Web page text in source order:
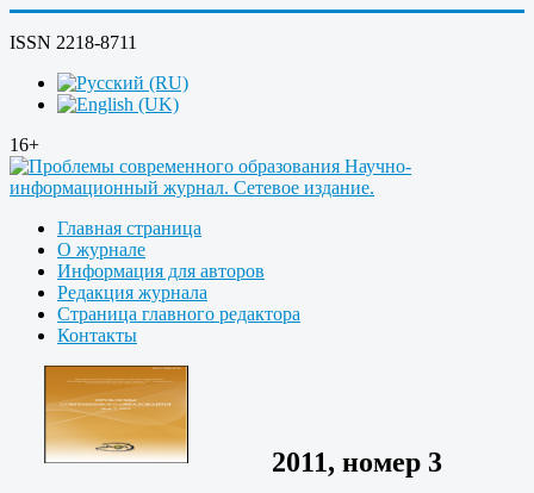
ISSN 2218-8711
16+
Главная страница
О журнале
Информация для авторов
Редакция журнала
Страница главного редактора
Контакты
2011, номер 3